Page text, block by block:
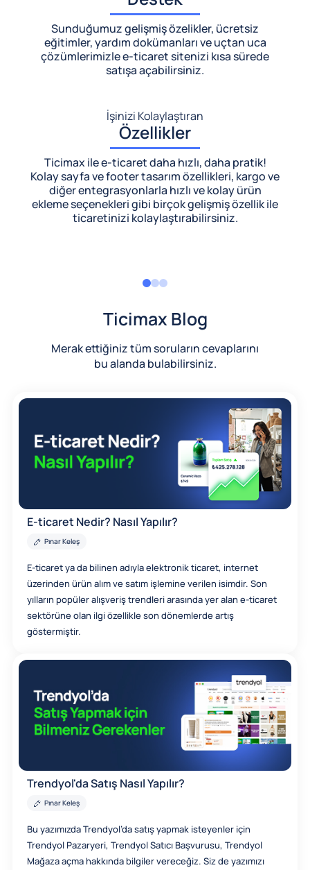
Sunduğumuz gelişmiş özelikler, ücretsiz
eğitimler, yardım dokümanları ve uçtan uca
çözümlerimizlee-ticaret sitenizi kısa sürede
satışa açabilirsiniz.
İşinizi Kolaylaştıran
Özellikler
Ticimax ile e-ticaret daha hızlı, daha pratik!
Kolay sayfa ve footer tasarım özellikleri, kargo ve
diğer entegrasyonlarla hızlı ve kolay ürün
ekleme seçenekleri gibi birçok gelişmiş özellik ile
ticaretinizi kolaylaştırabilirsiniz.
Ticimax Blog
Merak ettiğiniz tüm soruların cevaplarını
bu alanda bulabilirsiniz.
E-ticaret Nedir? Nasıl Yapılır?
Pınar Keleş
E-ticaret ya da bilinen adıyla elektronik ticaret, internet
üzerinden ürün alım ve satım işlemine verilen isimdir. Son
yılların popüler alışveriş trendleri arasında yer alan e-ticaret
sektörüne olan ilgi özellikle son dönemlerde artış
göstermiştir.
Trendyol'da Satış Nasıl Yapılır?
Pınar Keleş
Bu yazımızda Trendyol’da satış yapmak isteyenler için
Trendyol Pazaryeri, Trendyol Satıcı Başvurusu, Trendyol
Mağaza açma hakkında bilgiler vereceğiz. Siz de yazımızı